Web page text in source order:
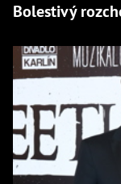
Bolestivý